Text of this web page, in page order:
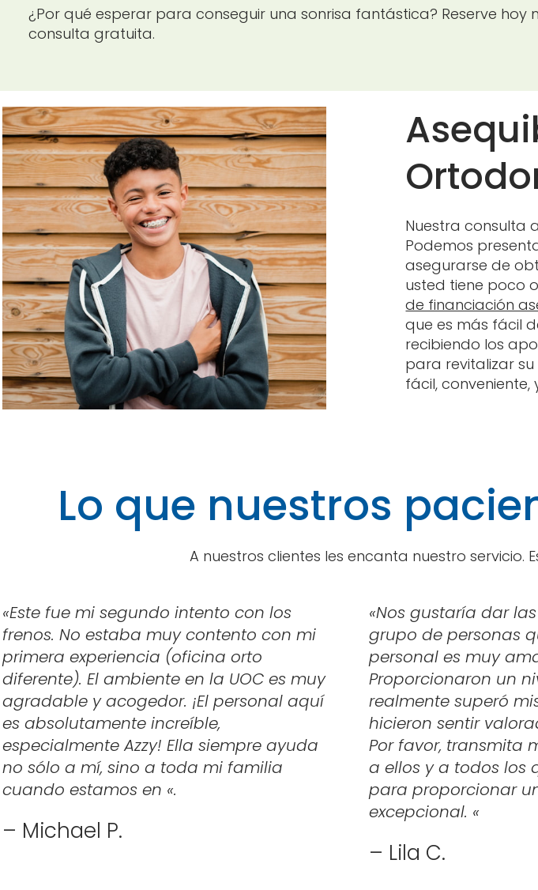
¿Por qué esperar para conseguir una sonrisa fantástica? Reserve hoy
consulta gratuita.
Nuestra consulta
Podemos
asegurarse de
usted tiene poco
de financiación
que es más fácil
recibiendo los
para revitalizar
fácil,
Lo que nuestros
A nuestros clientes les encanta nuestro servicio.
«Este fue mi segundo intento con los
frenos. No estaba muy contento con mi
primera experiencia (oficina orto
diferente). El ambiente en la UOC es muy
agradable y acogedor. ¡El personal aquí
es absolutamente increíble,
especialmente Azzy! Ella siempre ayuda
no sólo a mí, sino a toda mi familia
cuando estamos en «.
– Michael P.
«Nos gustaría dar
grupo de personas
personal es muy
Proporcionaron un
realmente superó
hicieron sentir
Por favor, transmita
a ellos y a todos los
para proporcionar
excepcional. «
– Lila C.